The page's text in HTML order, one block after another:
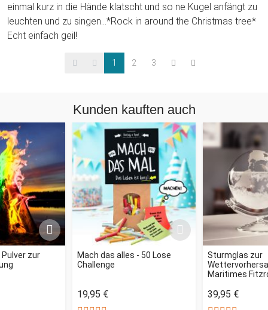
einmal kurz in die Hände klatscht und so ne Kugel anfängt zu
leuchten und zu singen...*Rock in around the Christmas tree*
Echt einfach geil!
1 2 3
Kunden kauften auch
zur
Mach das alles - 50 Lose
Challenge
19,95 €
Sturmglas zur
Maritimes
39,95 €